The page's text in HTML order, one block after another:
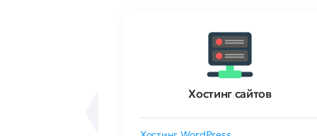
Хостинг сайтов